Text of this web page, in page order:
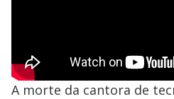
A morte da cantora de